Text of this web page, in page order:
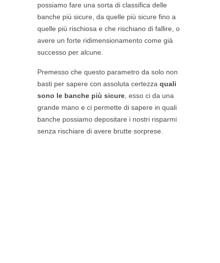
possiamo fare una sorta di classifica delle
banche più sicure, da quelle più sicure fino a
quelle più rischiosa e che rischiano di fallire, o
avere un forte ridimensionamento come già
successo per alcune.
Premesso che questo parametro da solo non
basti per sapere con assoluta certezza quali
sono le banche più sicure , esso ci da una
grande mano e ci permette di sapere in quali
banche possiamo depositare i nostri risparmi
senza rischiare di avere brutte sorprese.